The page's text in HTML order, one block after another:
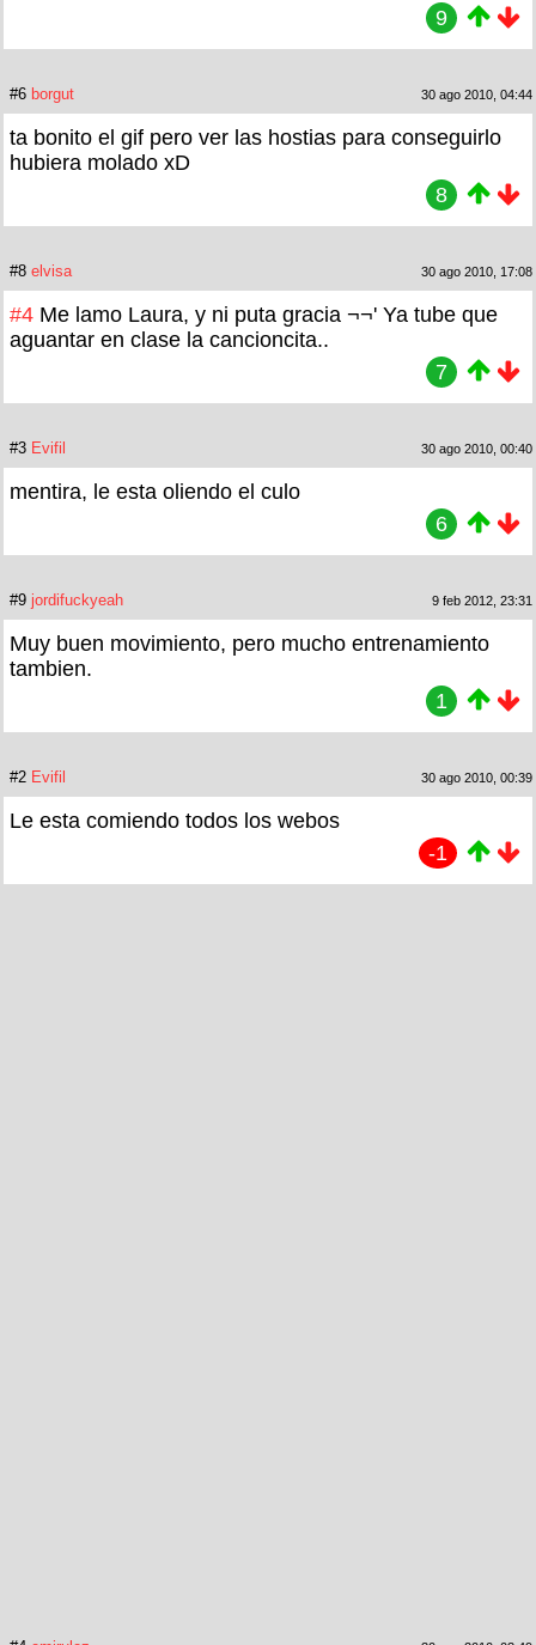
9
#6 borgut 30 ago 2010, 04:44
ta bonito el gif pero ver las hostias para conseguirlo
hubiera molado xD
8
#8 elvisa 30 ago 2010, 17:08
#4 Me lamo Laura, y ni puta gracia ¬¬' Ya tube que
aguantar en clase la cancioncita..
7
#3 Evifil 30 ago 2010, 00:40
mentira, le esta oliendo el culo
6
#9 jordifuckyeah 9 feb 2012, 23:31
Muy buen movimiento, pero mucho entrenamiento
tambien.
1
#2 Evifil 30 ago 2010, 00:39
Le esta comiendo todos los webos
-1